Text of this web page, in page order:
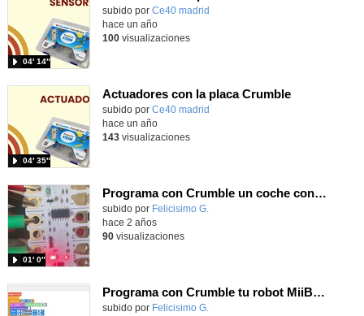
subido por Ce40 madrid
04′ 14″
hace un año
100visualizaciones
Actuadores con la placa Crumble
subido por Ce40 madrid
04′ 35″
hace un año
143visualizaciones
Programa con Crumble un coche con 2 motores y un pulsador.
Contenido educativo.
subido por Felicisimo G.
01′ 0″
hace 2 años
90visualizaciones
Programa con Crumble tu robot MiiBot para usar el zumbador y seleccionar un número al azar.
Contenido educativo.
subido por Felicisimo G.